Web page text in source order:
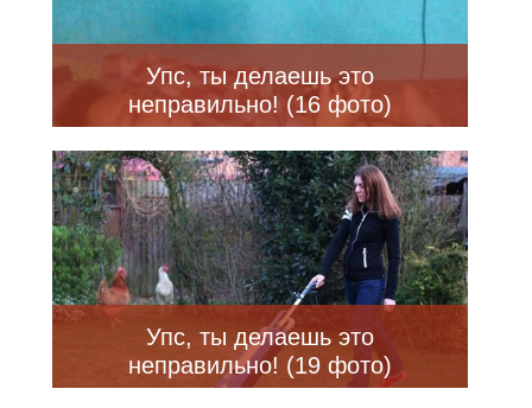
Упс, ты делаешь это
неправильно! (16 фото)
Упс, ты делаешь это
неправильно! (19 фото)